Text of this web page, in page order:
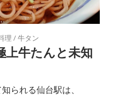
理/牛タン
上牛たんと未知
られる仙台駅は、